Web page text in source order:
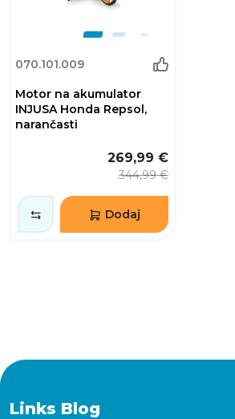
070.101.009
Motor na akumulator
INJUSA Honda Repsol,
narančasti
269,99 €
344,99 €
Dodaj
Links Blog